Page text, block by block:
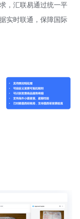
，汇联易通过统一平
实时联通，保障国际